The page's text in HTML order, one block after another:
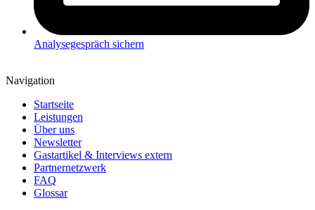
Analysegespräch sichern
Navigation
Startseite
Leistungen
Über uns
Newsletter
Gastartikel & Interviews extern
Partnernetzwerk
FAQ
Glossar